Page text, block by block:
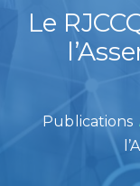
Le
Publications